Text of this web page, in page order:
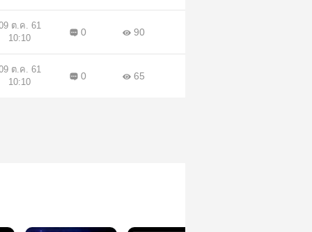
ต.ค. 61
10:10
0 90
ต.ค. 61
10:10
0 65